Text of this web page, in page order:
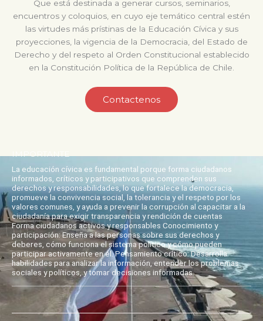
Que está destinada a generar cursos, seminarios,
encuentros y coloquios, en cuyo eje temático central estén
las virtudes más prístinas de la Educación Cívica y sus
proyecciones, la vigencia de la Democracia, del Estado de
Derecho y del respeto al Orden Constitucional establecido
en la Constitución Política de la República de Chile.
Contactenos
La educación cívica es fundamental porque forma ciudadanos
informados, críticos y participativos que comprenden sus
derechos y responsabilidades, lo que fortalece la democracia,
promueve la convivencia social, la tolerancia y el respeto por los
valores comunes, y ayuda a prevenir la corrupción al capacitar a la
ciudadanía para exigir transparencia y rendición de cuentas
Forma ciudadanos activos y responsables Conocimiento y
participación: Enseña a las personas sobre sus derechos y
deberes, cómo funciona el sistema político y cómo pueden
participar activamente en él. Pensamiento crítico: Desarrolla
habilidades para analizar la información, entender los problemas
sociales y políticos, y tomar decisiones informadas.